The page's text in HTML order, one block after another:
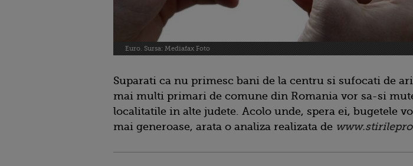
Euro. Sursa: Mediafax Foto
Suparati ca nu primesc bani de la centru si sufocati de
mai multi primari de comune din Romania vor sa-si
localitatile in alte judete. Acolo unde, spera ei, bugetele
mai generoase, arata o analiza realizata de